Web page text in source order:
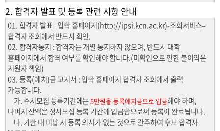
2. 합격자 발표 및 등록 관련 사항 안내
01. 합격자 발표 : 입학 홈페이지(http://ipsi.kcn.ac.kr)-조회서비스–
합격자 조회에서 반드시 확인.
02. 합격자통지 : 합격자는 개별 통지하지 않으며, 반드시 대학
홈페이지에서 합격 여부를 확인해야 합니다.(미확인으로 인한 불이익은
지원자 책임)
03. 등록(예치)금 고지서 : 입학 홈페이지 합격자 조회에서 출력
가능합니다.
가. 수시모집 등록기간에는5만원을 등록예치금으로 입금해야 하며,
나머지 잔액은 정시모집 등록 기간에 입금함으로써 등록이 완료됩니다.
나. 기한 내 미납 시 등록 의사가 없는 것으로 간주하여 후보 합격자